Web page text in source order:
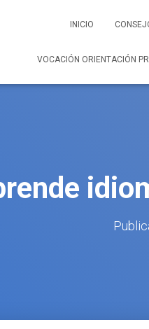
INICIO
VOCACIÓN ORIENTACIÓN